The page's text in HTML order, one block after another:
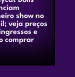
show no
veja preços
e
comprar